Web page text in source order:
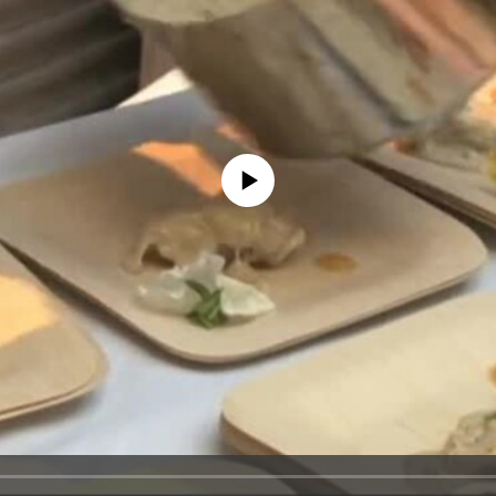
No media source currently available